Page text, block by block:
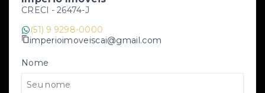
CRECI - 26474-J
(51) 9 9298-0000
imperioimoveiscai@gmail.com
Nome